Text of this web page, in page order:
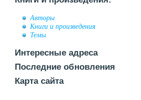
Авторы
Книги и произведения
Темы
Интересные адреса
Последние обновления
Карта сайта